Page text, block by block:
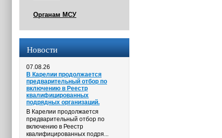
Органам МСУ
Новости
07.08.26
В Карелии продолжается
предварительный отбор по
включению в Реестр
квалифицированных
подрядных организаций.
В Карелии продолжается
предварительный отбор по
включению в Реестр
квалифицированных подря...